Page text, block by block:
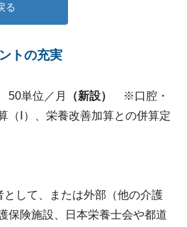
る
トの充実
50単位／月 （新設）
​※口腔・
（Ⅰ）、栄養改善加算との併算定
して、または外部（他の介護
保険施設、日本栄養士会や都道